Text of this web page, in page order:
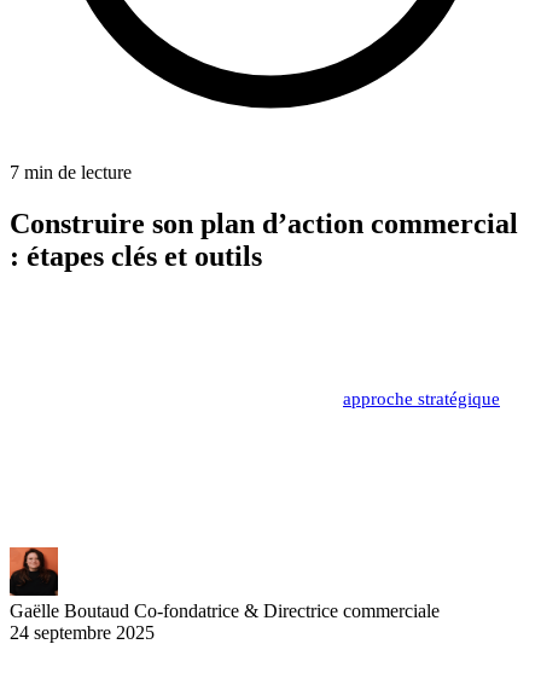
7 min de lecture
Construire son plan d’action commercial
: étapes clés et outils
approche stratégique
Gaëlle Boutaud Co-fondatrice & Directrice commerciale
24 septembre 2025